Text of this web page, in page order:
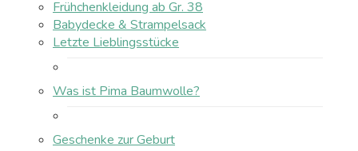
Frühchenkleidung ab Gr. 38
Babydecke & Strampelsack
Letzte Lieblingsstücke
Was ist Pima Baumwolle?
Geschenke zur Geburt